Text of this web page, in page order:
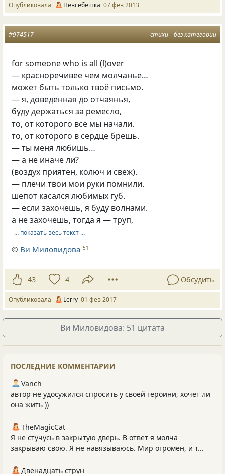
Опубликовала Невсебешка 07 фев 2013
стихи без категории
#974517
for someone who is all (l)over
— красноречивее чем молчанье…
может быть только твоё письмо.
— я, доведенная до отчаянья,
буду держаться за ремесло,
то, от которого всё мы начали.
то, от которого в сердце брешь.
— ты меня любишь…
— а не иначе ли?
(воздух приятен, колюч и свеж).
— плечи твои мои руки помнили.
шепот касался любимых губ.
— если захочешь, я буду волнами.
а не захочешь, тогда я — труп,
… показать весь текст …
© Ви Миловидова 51
43 4 Обсудить
Опубликовала Lerry 01 фев 2017
Ви Миловидова: 51 цитата
ПОСЛЕДНИЕ КОММЕНТАРИИ
Vanch
автор не удосужился спросить у своей героини, хочет ли
она жить ))
TheMagicCat
Я не стучусь в закрытую дверь. В ответ я молча
закрываю свою. Я не навязываюсь. Мир огромен, и т...
Двенадцать струн